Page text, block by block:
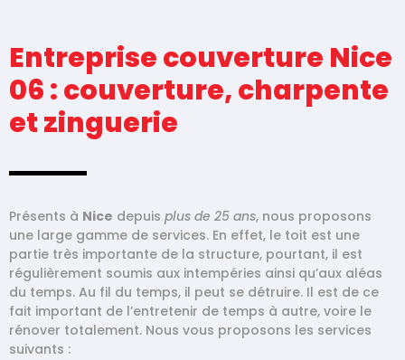
Entreprise couverture Nice
06 : couverture, charpente
et zinguerie
Présents à Nice depuis plus de 25 ans, nous proposons
une large gamme de services. En effet, le toit est une
partie très importante de la structure, pourtant, il est
régulièrement soumis aux intempéries ainsi qu’aux aléas
du temps. Au fil du temps, il peut se détruire. Il est de ce
fait important de l’entretenir de temps à autre, voire le
rénover totalement. Nous vous proposons les services
suivants :